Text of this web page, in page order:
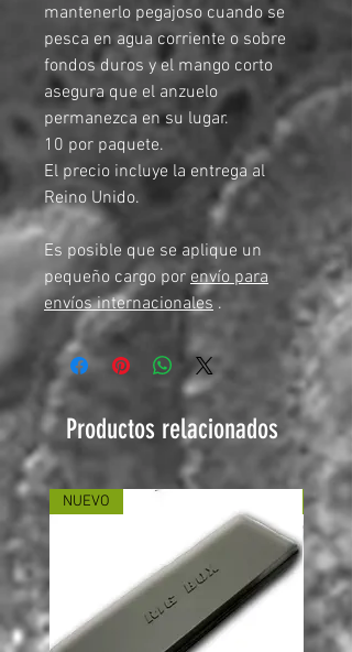
mantenerlo pegajoso cuando se
pesca en agua corriente o sobre
fondos duros y el mango corto
asegura que el anzuelo
permanezca en su lugar.
10 por paquete.
El precio incluye la entrega al
Reino Unido.
Es posible que se aplique un
pequeño cargo porenvío para
envíos internacionales .
Productos relacionados
NUEVO